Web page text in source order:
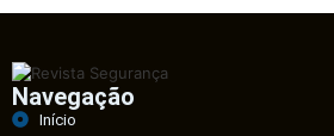
Navegação
Início